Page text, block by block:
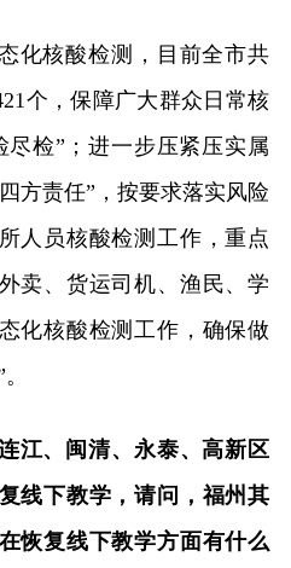
化核酸检测，目前全市共
个，保障广大群众日常核
检”；进一步压紧压实属
方责任”，按要求落实风险
人员核酸检测工作，重点
卖、货运司机、渔民、学
化核酸检测工作，确保做
江、闽清、永泰、高新区
线下教学，请问，福州其
恢复线下教学方面有什么